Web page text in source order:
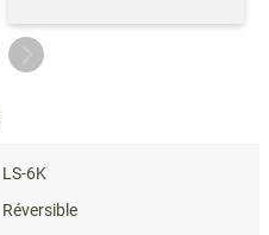
LS-6K
Réversible